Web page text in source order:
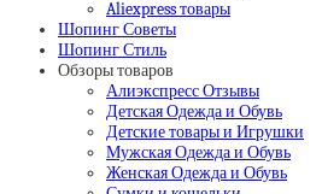
Aliexpress товары
Шопинг Советы
Шопинг Стиль
Обзоры товаров
Алиэкспресс Отзывы
Детская Одежда и Обувь
Детские товары и Игрушки
Мужская Одежда и Обувь
Женская Одежда и Обувь